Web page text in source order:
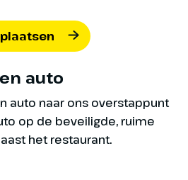
auto
auto naar ons overstappunt
op de beveiligde, ruime
het restaurant.